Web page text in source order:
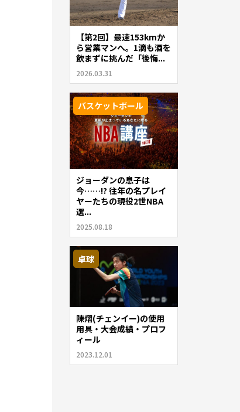
【第2回】最速153kmか
ら営業マンへ。1滴も酒を
飲まずに挑んだ「後悔...
2026.03.31
バスケットボール
ジョーダンの息子は
今……!? 往年の名プレイ
ヤーたちの現役2世NBA
選...
2025.08.18
卓球
陳熠(チェンイー)の使用
用具・大会成績・プロフ
ィール
2023.12.01